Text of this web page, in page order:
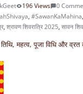
196 Views
0
,#SawanKaMahina,
,श्रावण शिवरात्रि 2025,सावन
तिथि, महत्व, पूजा विधि और